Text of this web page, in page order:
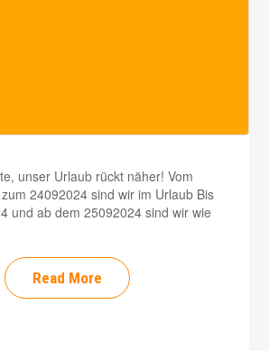
unser Urlaub rückt näher! Vom
24092024 sind wir im Urlaub Bis
und ab dem 25092024 sind wir wie
Read More